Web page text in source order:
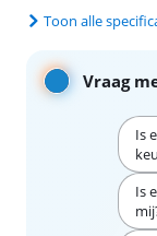
Toon alle
Vraag
Is
Is